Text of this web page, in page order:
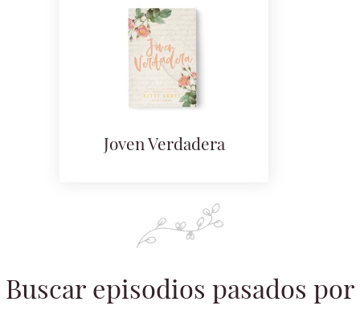
Joven Verdadera
Buscar episodios pasados por